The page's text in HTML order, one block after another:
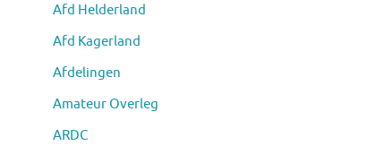
Afd Helderland
Afd Kagerland
Afdelingen
Amateur Overleg
ARDC